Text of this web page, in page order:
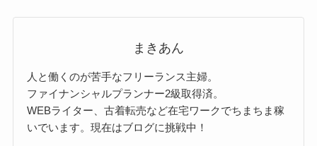
まきあん
人と働くのが苦手なフリーランス主婦。
ファイナンシャルプランナー2級取得済。
WEBライター、古着転売など在宅ワークでちまちま稼
いでいます。現在はブログに挑戦中！